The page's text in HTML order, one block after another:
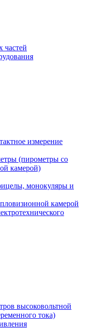
частей
измерение
(пирометры со
камерой)
монокуляры и
камерой
высоковольтной
тока)